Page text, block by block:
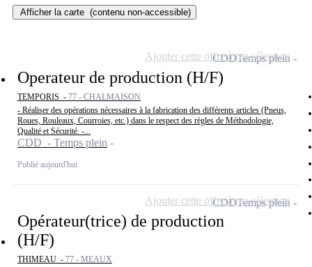
Afficher la carte (contenu non-accessible)
Operateur de production (H/F)
TEMPORIS - 77 - CHALMAISON
- Réaliser des opérations nécessaires à la fabrication des différents articles (Pneus,
Roues, Rouleaux, Courroies, etc.) dans le respect des règles de Méthodologie,
Qualité et Sécurité. -...
CDD - Temps plein
Publié aujourd'hui
CDDTemps plein
Ajouter cette offre à ma sélection
Opérateur(trice) de production
(H/F)
THIMEAU - 77 - MEAUX
CDDTemps plein
Ajouter cette offre à ma sélection